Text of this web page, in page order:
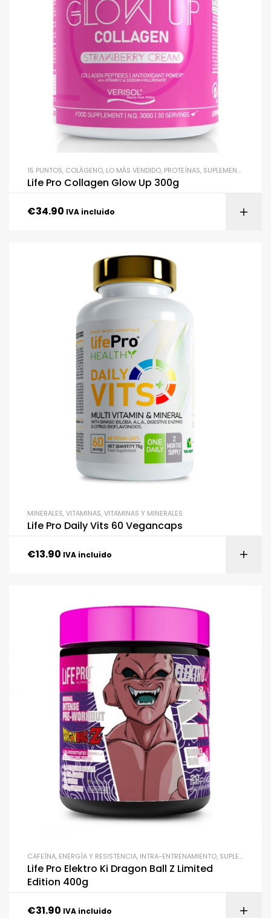
15 PUNTOS, COLÁGENO, LO MÁS VENDIDO, PROTEÍNAS, SUPLEMENTACIÓN
Life Pro Collagen Glow Up 300g
€34.90 IVA incluido
MINERALES,VITAMINAS,VITAMINAS Y MINERALES
Life Pro Daily Vits 60 Vegancaps
€13.90 IVA incluido
CAFEÍNA, ENERGÍA Y RESISTENCIA, INTRA-ENTRENAMIENTO, SUPLEMENTACIÓN
Life Pro Elektro Ki Dragon Ball Z Limited
Edition 400g
€31.90 IVA incluido